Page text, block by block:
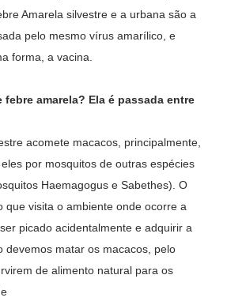
Amarela silvestre e a urbana são a
pelo mesmo vírus amarílico, e
forma, a vacina.
febre amarela? Ela é passada entre
acomete macacos, principalmente,
por mosquitos de outras espécies
Haemagogus e Sabethes). O
que visita o ambiente onde ocorre a
picado acidentalmente e adquirir a
devemos matar os macacos, pelo
de alimento natural para os